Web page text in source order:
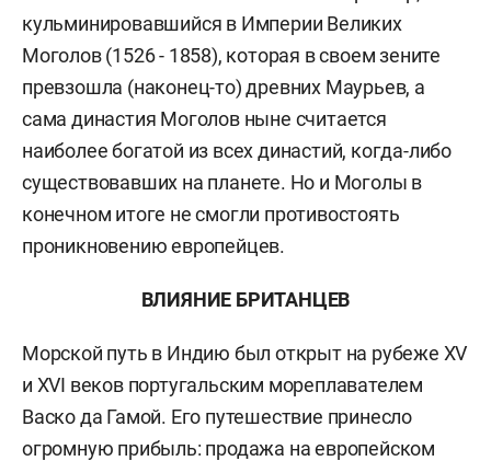
кульминировавшийся в Империи Великих
Моголов (1526 - 1858), которая в своем зените
превзошла (наконец-то) древних Маурьев, а
сама династия Моголов ныне считается
наиболее богатой из всех династий, когда-либо
существовавших на планете. Но и Моголы в
конечном итоге не смогли противостоять
проникновению европейцев.
ВЛИЯНИЕ БРИТАНЦЕВ
Морской путь в Индию был открыт на рубеже XV
и XVI веков португальским мореплавателем
Васко да Гамой. Его путешествие принесло
огромную прибыль: продажа на европейском